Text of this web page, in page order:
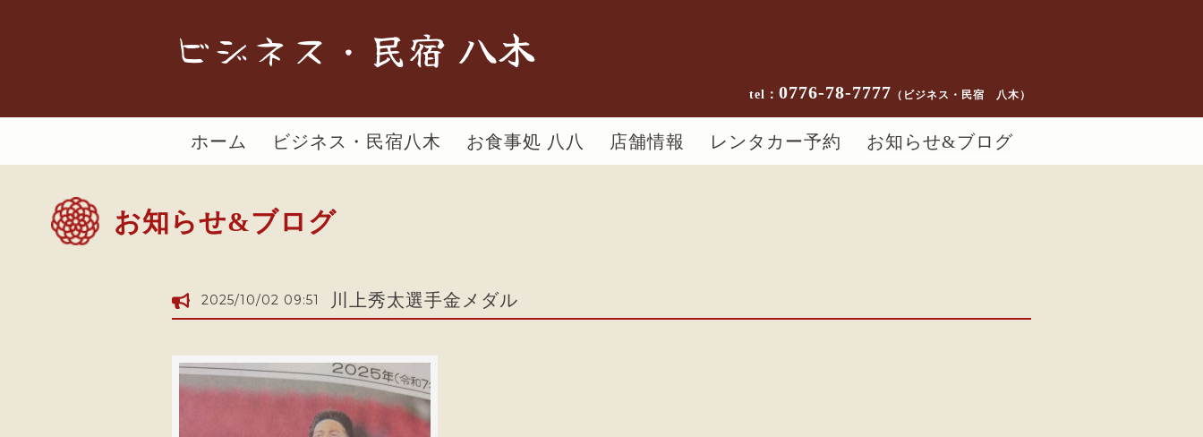
ビジネス・民宿 八木
0776-78-7777 （ビジネス・民宿 八木）
ホーム ビジネス・民宿八木 お食事処 八八 店舗情報 レンタカー予約 お知らせ&ブログ
お知らせ&ブログ
2025/10/02 09:51 川上秀太選手金メダル